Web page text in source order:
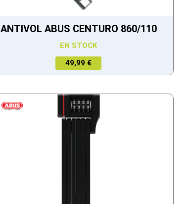
ANTIVOL ABUS CENTURO 860/110
EN STOCK
49,99 €